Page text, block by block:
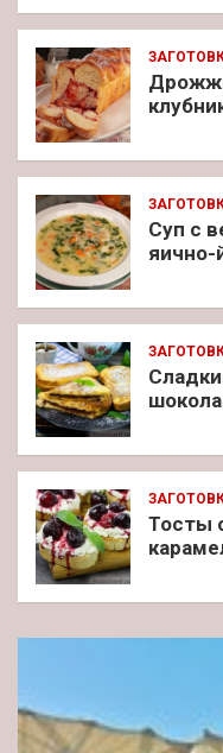
Суп с
яично-
Тосты